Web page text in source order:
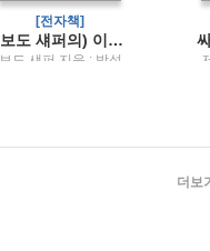
[전자책]
(보도 섀퍼의) 이기는 습관불가능을 뛰어넘어 최후의 승자가 된 사람들
보도 섀퍼 지음 ; 박성
더보